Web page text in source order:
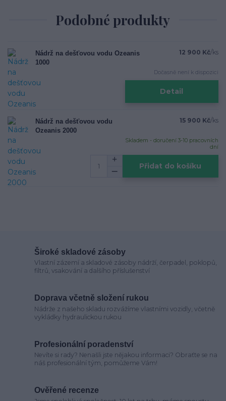
Podobné produkty
Nádrž na dešťovou vodu Ozeanis
1000
12 900 Kč/ks
Dočasně není k dispozici
Detail
Nádrž na dešťovou vodu
Ozeanis 2000
15 900 Kč/ks
Skladem - doručení 3-10 pracovních
dní
Přidat do košíku
Široké skladové zásoby
Vlastní zázemí a skladové zásoby nádrží, čerpadel, poklopů,
filtrů, vsakování a dalšího příslušenství
Doprava včetně složení rukou
Nádrže z našeho skladu rozvážíme vlastními vozidly, včetně
vykládky hydraulickou rukou
Profesionální poradenství
Nevíte si rady? Nenašli jste nějakou informaci? Obraťte se na
náš profesionální tým, pomůžeme Vám!
Ověřené recenze